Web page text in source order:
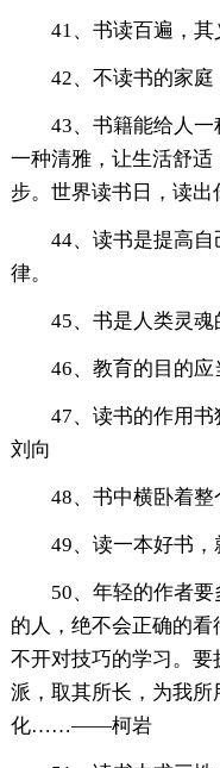
41、书读百遍，其
42、不读书的家庭
43、书籍能给人
一种清雅，让生活舒适
步。世界读书日，读出
44、读书是提高
律。
45、书是人类灵魂
46、教育的目的应
47、读书的作用书
刘向
48、书中横卧着整
49、读一本好书，
50、年轻的作者
的人，绝不会正确的
不开对技巧的学习。
派，取其所长，为我
化……——柯岩